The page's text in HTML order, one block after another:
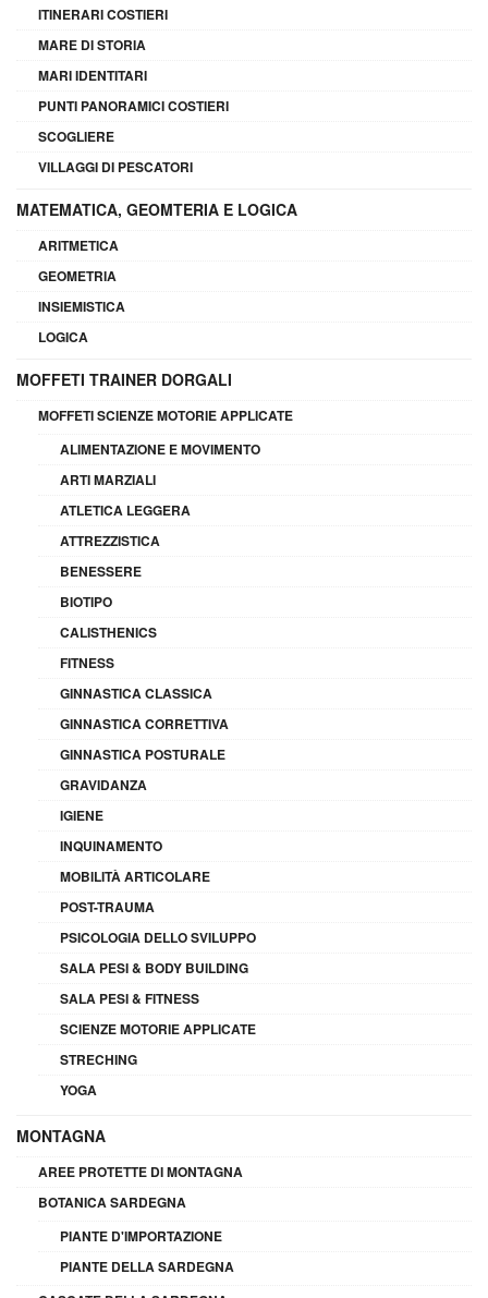
ITINERARI COSTIERI
MARE DI STORIA
MARI IDENTITARI
PUNTI PANORAMICI COSTIERI
SCOGLIERE
VILLAGGI DI PESCATORI
MATEMATICA, GEOMTERIA E LOGICA
ARITMETICA
GEOMETRIA
INSIEMISTICA
LOGICA
MOFFETI TRAINER DORGALI
MOFFETI SCIENZE MOTORIE APPLICATE
ALIMENTAZIONE E MOVIMENTO
ARTI MARZIALI
ATLETICA LEGGERA
ATTREZZISTICA
BENESSERE
BIOTIPO
CALISTHENICS
FITNESS
GINNASTICA CLASSICA
GINNASTICA CORRETTIVA
GINNASTICA POSTURALE
GRAVIDANZA
IGIENE
INQUINAMENTO
MOBILITÀ ARTICOLARE
POST-TRAUMA
PSICOLOGIA DELLO SVILUPPO
SALA PESI & BODY BUILDING
SALA PESI & FITNESS
SCIENZE MOTORIE APPLICATE
STRECHING
YOGA
MONTAGNA
AREE PROTETTE DI MONTAGNA
BOTANICA SARDEGNA
PIANTE D'IMPORTAZIONE
PIANTE DELLA SARDEGNA